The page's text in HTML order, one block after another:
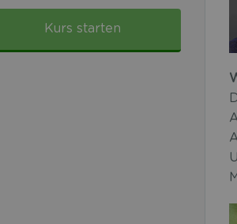
Kurs starten